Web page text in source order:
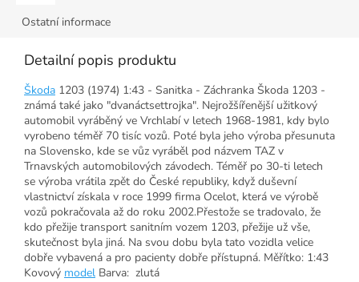
Ostatní informace
Detailní popis produktu
Škoda 1203 (1974) 1:43 - Sanitka - Záchranka Škoda 1203 -
známá také jako "dvanáctsettrojka". Nejrožšířenější užitkový
automobil vyráběný ve Vrchlabí v letech 1968-1981, kdy bylo
vyrobeno téměř 70 tisíc vozů. Poté byla jeho výroba přesunuta
na Slovensko, kde se vůz vyráběl pod názvem TAZ v
Trnavských automobilových závodech. Téměř po 30-ti letech
se výroba vrátila zpět do České republiky, když duševní
vlastnictví získala v roce 1999 firma Ocelot, která ve výrobě
vozů pokračovala až do roku 2002.Přestože se tradovalo, že
kdo přežije transport sanitním vozem 1203, přežije už vše,
skutečnost byla jiná. Na svou dobu byla tato vozidla velice
dobře vybavená a pro pacienty dobře přístupná. Měřítko: 1:43
Kovový model Barva: zlutá